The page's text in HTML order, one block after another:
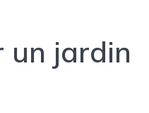
un jardin